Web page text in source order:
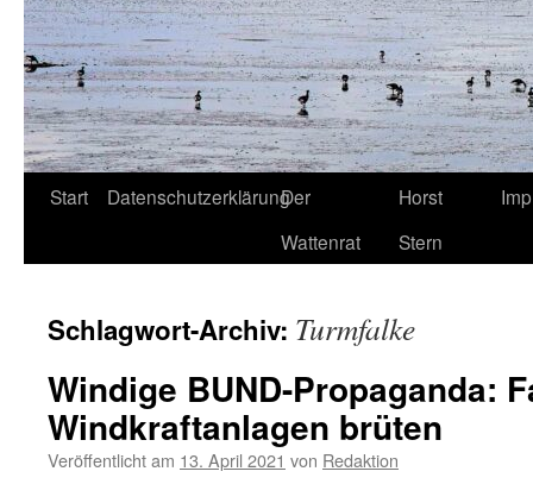
Start DatenschutzerklärungDer
Wattenrat
Horst
Stern
Schlagwort-Archiv: Turmfalke
Windige BUND-Propaganda:
Windkraftanlagen brüten
Veröffentlicht am 13. April 2021 von Redaktion